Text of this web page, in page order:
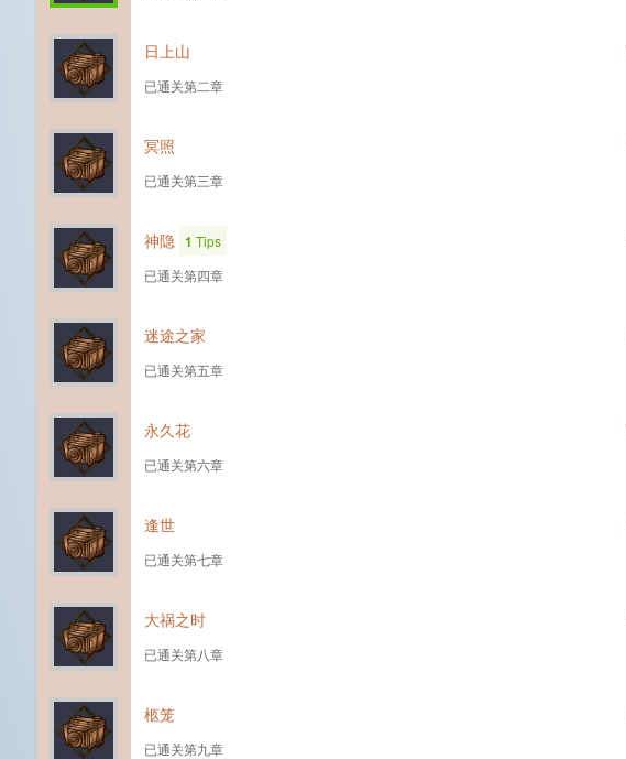
日上山
已通关第二章
冥照
已通关第三章
神隐 1 Tips
已通关第四章
迷途之家
已通关第五章
永久花
已通关第六章
逢世
已通关第七章
大祸之时
已通关第八章
柩笼
已通关第九章